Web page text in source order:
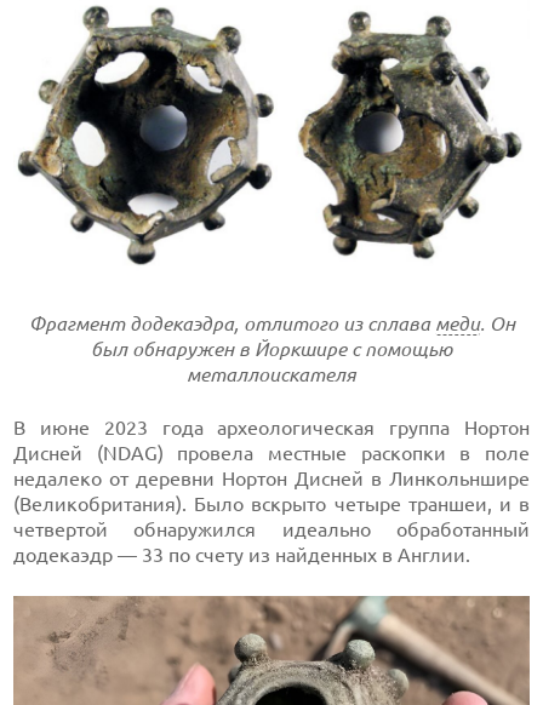
Фрагмент додекаэдра, отлитого из сплава меди. Он
был обнаружен в Йоркшире с помощью
металлоискателя
В июне 2023 года археологическая группа Нортон
Дисней (NDAG) провела местные раскопки в поле
недалеко от деревни Нортон Дисней в Линкольншире
(Великобритания). Было вскрыто четыре траншеи, и в
четвертой обнаружился идеально обработанный
додекаэдр — 33 по счету из найденных в Англии.